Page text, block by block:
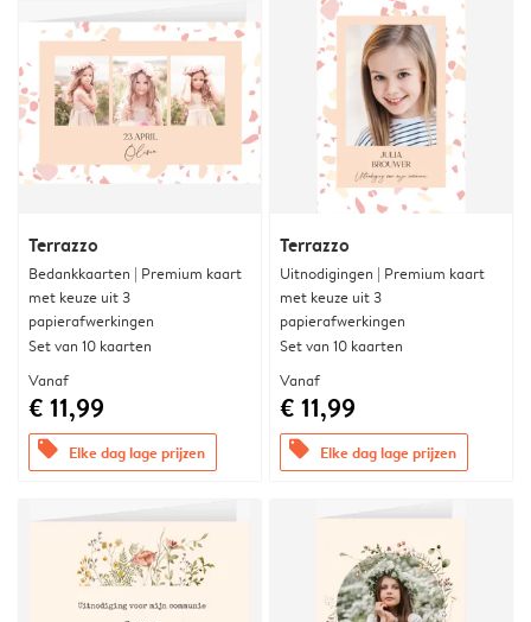
Terrazzo
Bedankkaarten | Premium kaart
met keuze uit 3
papierafwerkingen
Set van 10 kaarten
Vanaf
€ 11,99
offers Elke dag lage prijzen
Terrazzo
Uitnodigingen | Premium kaart
met keuze uit 3
papierafwerkingen
Set van 10 kaarten
Vanaf
€ 11,99
offers Elke dag lage prijzen